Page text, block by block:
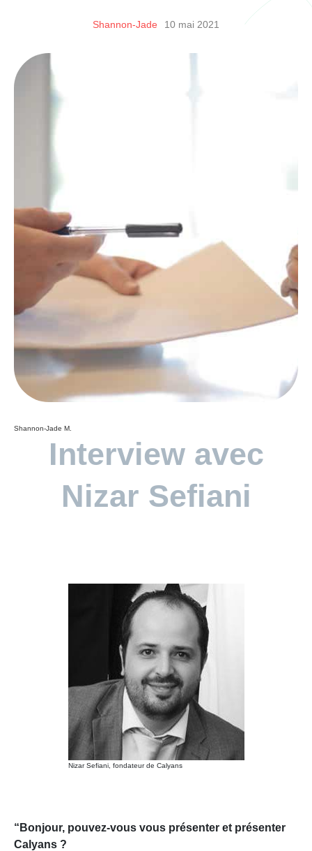
Shannon-Jade 10 mai 2021
Shannon-Jade M.
Interview avec
Nizar Sefiani
Nizar Sefiani, fondateur de Calyans
“Bonjour, pouvez-vous vous présenter et présenter
Calyans ?